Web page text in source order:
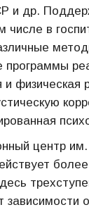
и др.
числе в
программы
и физическая
центр
зависимости